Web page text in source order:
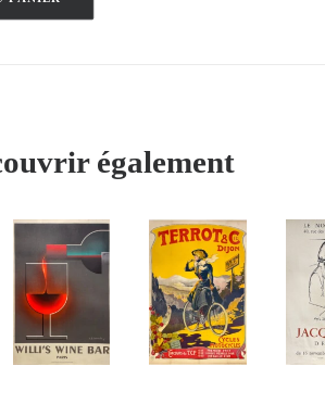
également